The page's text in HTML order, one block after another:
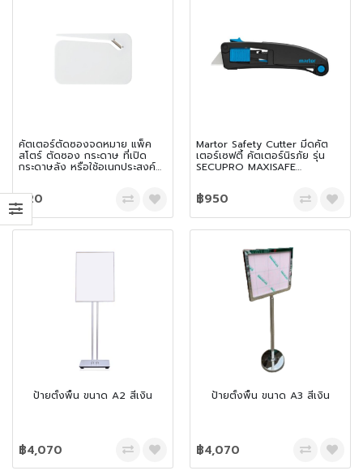
คัตเตอร์ตัดซองจดหมาย แพ็ค
สโตร์ ตัดซอง กระดาษ ที่เปิด
กระดาษลัง หรือใช้อเนกประสงค์
฿20
Martor Safety Cutter มีดคัต
เตอร์เซฟตี้ คัตเตอร์นิรภัย รุ่น
SECUPRO MAXISAFE
฿950
ป้ายตั้งพื้น ขนาด A2 สีเงิน
฿4,070
ป้ายตั้งพื้น ขนาด A3 สีเงิน
฿4,070